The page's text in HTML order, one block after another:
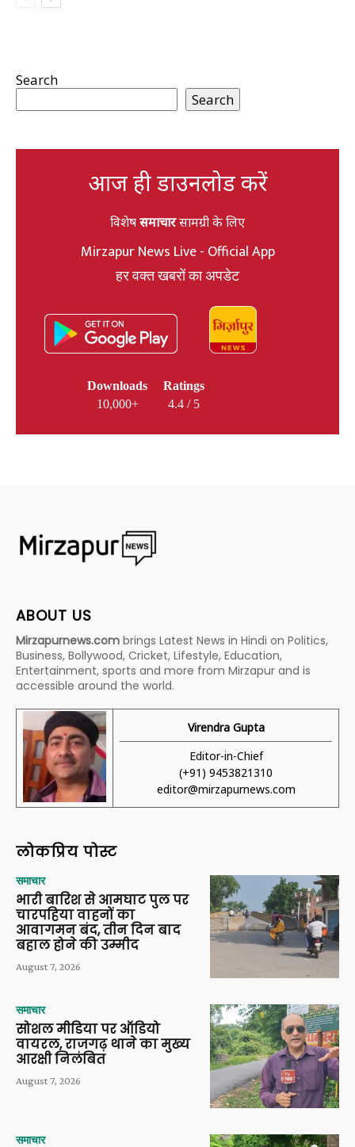
Search
Search
आज ही डाउनलोड करें
विशेषसमाचारसामग्री के लिए
Mirzapur News Live - Official App
हर वक्त खबरों का अपडेट
Downloads
10,000+
Ratings
4.4 / 5
ABOUT US
Mirzapurnews.com brings Latest News in Hindi on Politics,
Business, Bollywood, Cricket, Lifestyle, Education,
Entertainment, sports and more from Mirzapur and is
accessible around the world.
Virendra Gupta
Editor-in-Chief
(+91) 9453821310
editor@mirzapurnews.com
लोकप्रिय पोस्ट
समाचार
भारी बारिश से आमघाट पुल पर
चारपहिया वाहनों का
आवागमन बंद, तीन दिन बाद
बहाल होने की उम्मीद
August 7, 2026
समाचार
सोशल मीडिया पर ऑडियो
वायरल, राजगढ़ थाने का मुख्य
आरक्षी निलंबित
August 7, 2026
समाचार